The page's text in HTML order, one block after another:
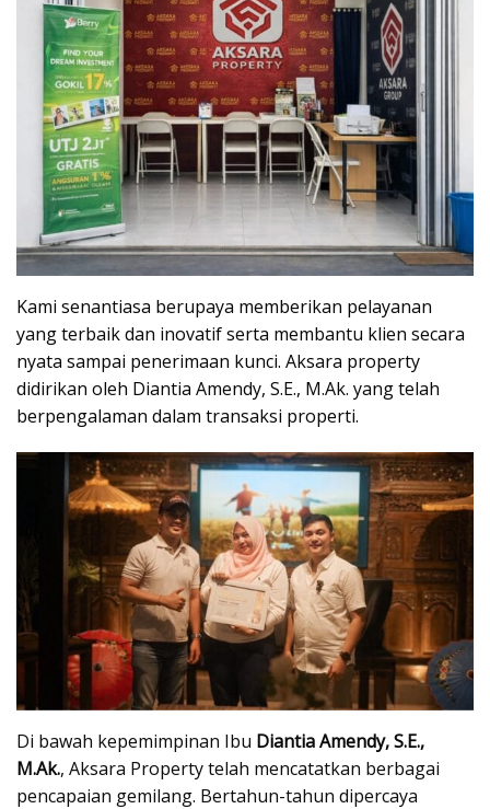
Kami senantiasa berupaya memberikan pelayanan
yang terbaik dan inovatif serta membantu klien secara
nyata sampai penerimaan kunci. Aksara property
didirikan oleh Diantia Amendy, S.E., M.Ak. yang telah
berpengalaman dalam transaksi properti.
Di bawah kepemimpinan Ibu Diantia Amendy, S.E.,
M.Ak., Aksara Property telah mencatatkan berbagai
pencapaian gemilang. Bertahun-tahun dipercaya